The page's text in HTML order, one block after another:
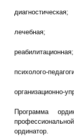
диагностическая;
лечебная;
реабилитационная;
психолого-
организационно-
Программа
ординатор.